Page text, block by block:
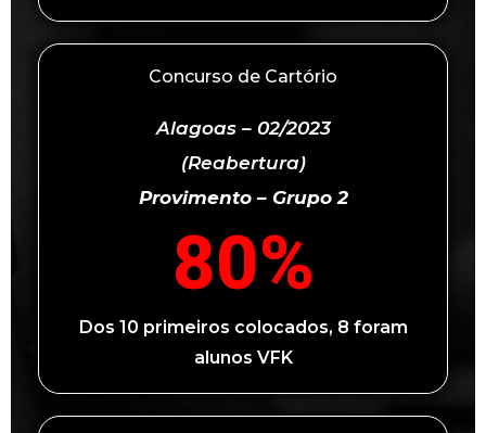
Concurso de Cartório
Alagoas – 02/2023
(Reabertura)
Provimento – Grupo 2
80%
Dos 10 primeiros colocados, 8 foram
alunos VFK